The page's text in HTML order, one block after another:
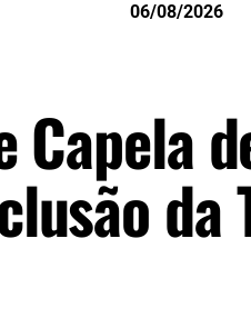
06/08/2026
da